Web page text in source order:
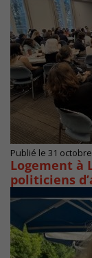
Publié le 31
Logement à
politiciens